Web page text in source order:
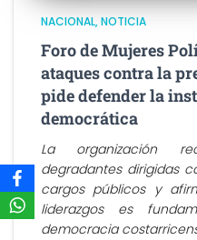
NACIONAL NOTICIA
Foro de Mujeres
ataques contra la
pide defender la
democrática
La organización
degradantes dirigidas
cargos públicos y
liderazgos es
democracia